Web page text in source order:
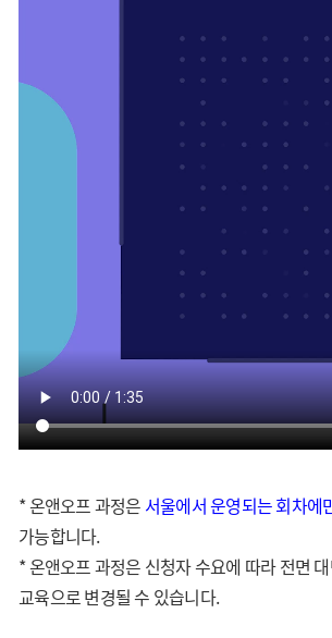
* 온앤오프 과정은 서울에서 운영되는 회차에
가능합니다.
* 온앤오프 과정은 신청자 수요에 따라 전면
교육으로 변경될 수 있습니다.